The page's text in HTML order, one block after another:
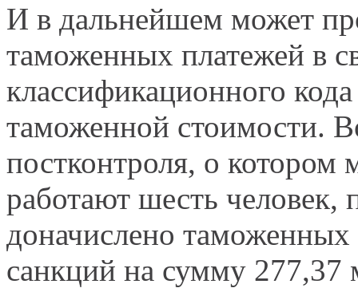
И в дальнейшем может
таможенных платежей в
классификационного
таможенной стоимости.
постконтроля, о
работают шесть человек,
доначислено
санкций на сумму 277,37